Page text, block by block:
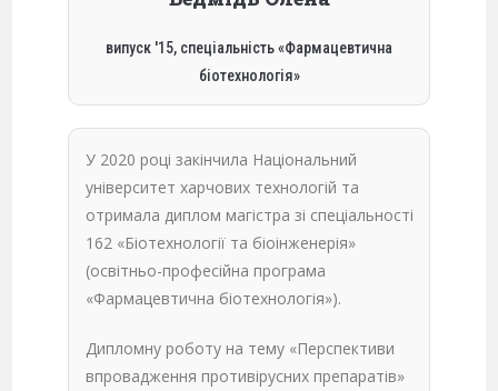
випуск '15, спеціальність «Фармацевтична
біотехнологія»
У 2020 році закінчила Національний
університет харчових технологій та
отримала диплом магістра зі спеціальності
162 «Біотехнології та біоінженерія»
(освітньо-професійна програма
«Фармацевтична біотехнологія»).
Дипломну роботу на тему «Перспективи
впровадження противірусних препаратів»